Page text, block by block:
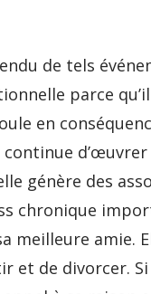
de tels
parce
en
d’œuvrer
génère des
chronique
meilleure amie.
et de divorcer.